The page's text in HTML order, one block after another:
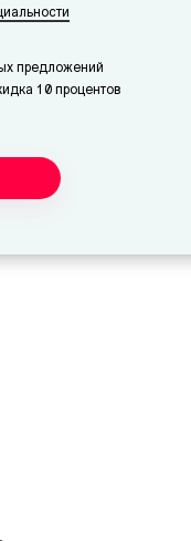
предложений
10 процентов